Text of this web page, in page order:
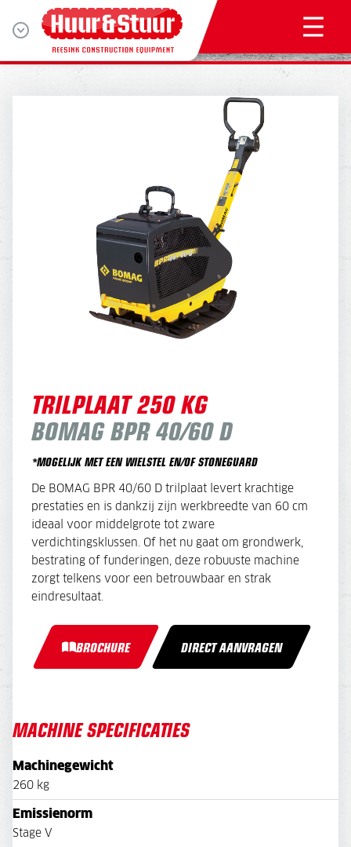
TRILPLAAT 250 KG
BOMAG BPR 40/60 D
*MOGELIJK MET EEN WIELSTEL EN/OF STONEGUARD
De BOMAG BPR 40/60 D trilplaat levert krachtige
prestaties en is dankzij zijn werkbreedte van 60 cm
ideaal voor middelgrote tot zware
verdichtingsklussen. Of het nu gaat om grondwerk,
bestrating of funderingen, deze robuuste machine
zorgt telkens voor een betrouwbaar en strak
eindresultaat.
BROCHURE DIRECT AANVRAGEN
MACHINE SPECIFICATIES
Machinegewicht
260 kg
Emissienorm
Stage V